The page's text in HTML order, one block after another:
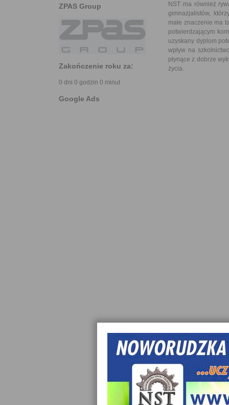
ZPAS Group
Zakończenie roku za:
0 dni 0 godzin 0 minut
Google Ads
NST ma również
gimnazjalistów,
małe znaczenie ma
potwierdzającym
uzyskany dyplom
wpływ na
płynące z dobrze
życia.